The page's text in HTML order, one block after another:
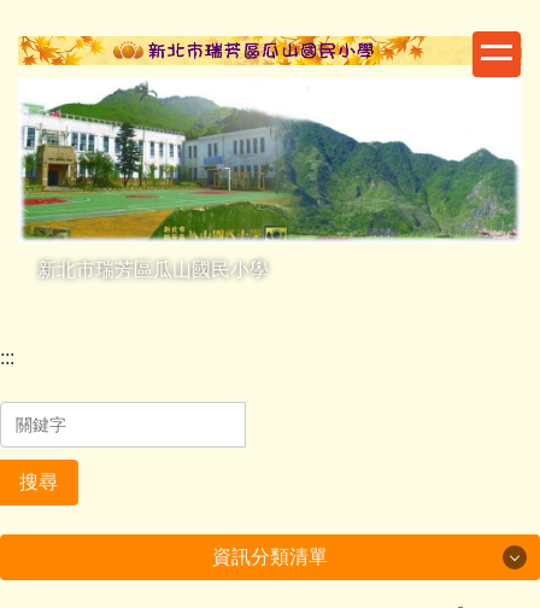
到
主
要
內
容
區
新北市瑞芳區瓜山國民小學
:::
搜尋
資訊分類清單